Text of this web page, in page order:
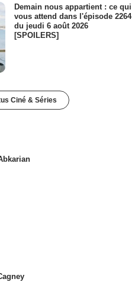
Demain nous appartient : ce qui
vous attend dans l'épisode 2264
du jeudi 6 août 2026
[SPOILERS]
Ciné & Séries